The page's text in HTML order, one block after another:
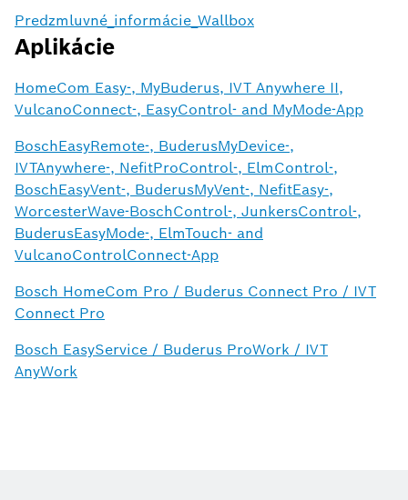
Predzmluvné_informácie_Wallbox
Aplikácie
HomeCom Easy-, MyBuderus, IVT Anywhere II,
VulcanoConnect-, EasyControl- and MyMode-App
BoschEasyRemote-, BuderusMyDevice-,
IVTAnywhere-, NefitProControl-, ElmControl-,
BoschEasyVent-, BuderusMyVent-, NefitEasy-,
WorcesterWave-BoschControl-, JunkersControl-,
BuderusEasyMode-, ElmTouch- and
VulcanoControlConnect-App
Bosch HomeCom Pro / Buderus Connect Pro / IVT
Connect Pro
Bosch EasyService / Buderus ProWork / IVT
AnyWork